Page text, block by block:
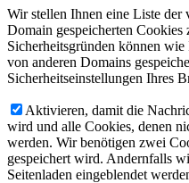
Wir stellen Ihnen eine Liste der
Domain gespeicherten
Sicherheitsgründen können
von anderen Domains
Sicherheitseinstellungen Ihres
Aktivieren, damit die
wird und alle Cookies, denen
werden. Wir benötigen zwei
gespeichert wird. Andernfalls
Seitenladen eingeblendet